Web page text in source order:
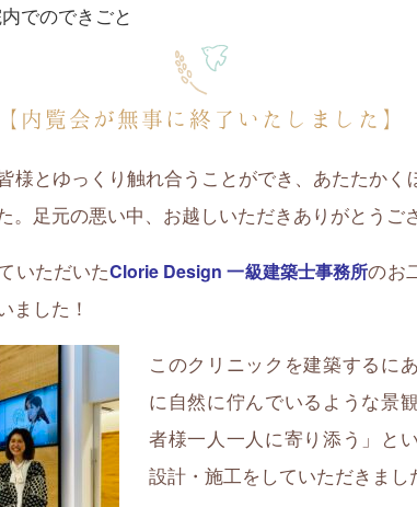
でのできごと
【内覧会が無事に終了いたしました】
様とゆっくり触れ合うことができ、あたたかく
。足元の悪い中、お越しいただきありがとうご
いただいたClorie Design 一級建築士事務所のお
ました！
このクリニックを建築するに
に自然に佇んでいるような景
者様一人一人に寄り添う」と
設計・施工をしていただきまし